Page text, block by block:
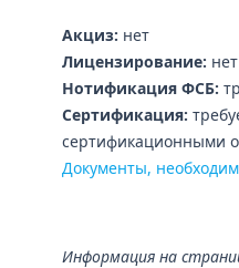
Акциз: нет
Лицензирование: нет
Нотификация ФСБ:
Сертификация:
сертификационными
Документы,
Информация на